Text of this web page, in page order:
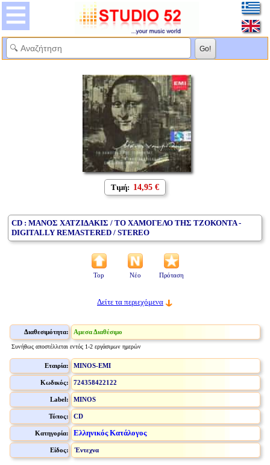
Τιμή: 14,95 €
CD : ΜΑΝΟΣ ΧΑΤΖΙΔΑΚΙΣ / ΤΟ ΧΑΜΟΓΕΛΟ ΤΗΣ ΤΖΟΚΟΝΤΑ -
DIGITALLY REMASTERED / STEREO
Top Νέο Πρόταση
Δείτε τα περιεχόμενα
Διαθεσιμότητα: Αμεσα Διαθέσιμο
Συνήθως αποστέλλεται εντός 1-2 εργάσιμων ημερών
Εταιρία: MINOS-EMI
Κωδικός: 724358422122
Label: MINOS
Τύπος: CD
Κατηγορία: Ελληνικός Κατάλογος
Είδος: Έντεχνα